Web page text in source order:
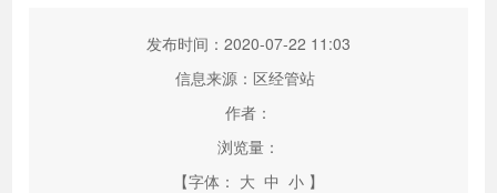
发布时间：2020-07-22 11:03
信息来源：区经管站
作者：
浏览量：
【字体： 大 中 小 】